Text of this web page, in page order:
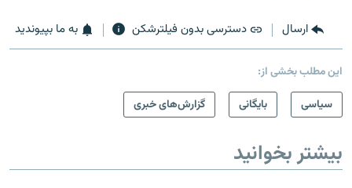
ارسال دسترسی بدون فیلترشکن به ما بپیوندید
این مطلب بخشی از:
سیاسی
بایگانی گزارش‌های خبری
بیشتر بخوانید